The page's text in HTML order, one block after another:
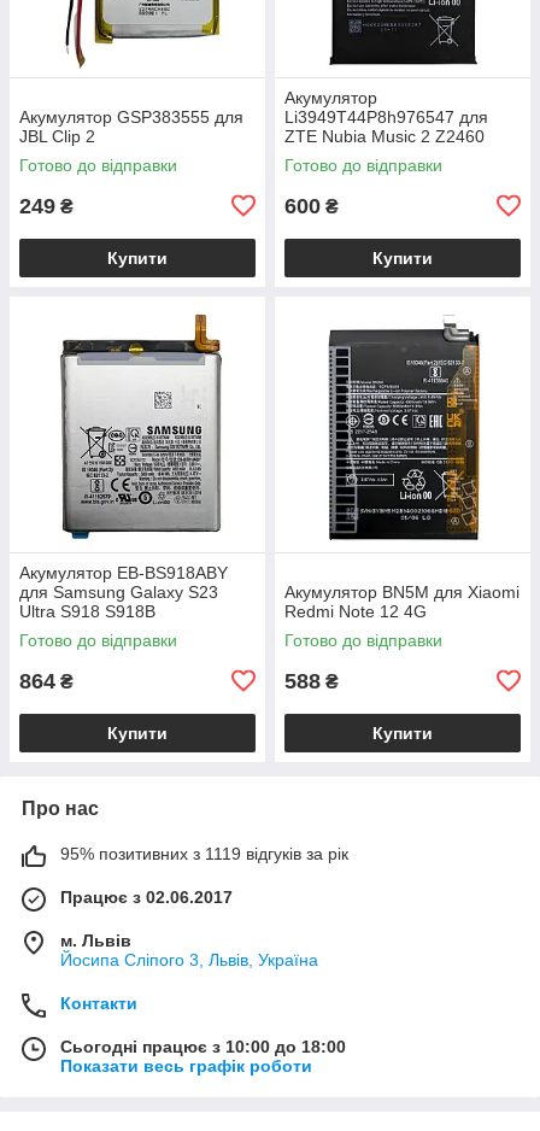
Акумулятор GSP383555 для
JBL Clip 2
Готово до відправки
249 ₴
Купити
Акумулятор
Li3949T44P8h976547 для
ZTE Nubia Music 2 Z2460
Готово до відправки
600 ₴
Купити
Акумулятор EB-BS918ABY
для Samsung Galaxy S23
Ultra S918 S918B
Готово до відправки
864 ₴
Купити
Акумулятор BN5M для Xiaomi
Redmi Note 12 4G
Готово до відправки
588 ₴
Купити
Про нас
95% позитивних з 1119 відгуків за рік
Працює з 02.06.2017
м. Львів
Йосипа Сліпого 3, Львів, Україна
Контакти
Сьогодні працює з 10:00 до 18:00
Показати весь графік роботи